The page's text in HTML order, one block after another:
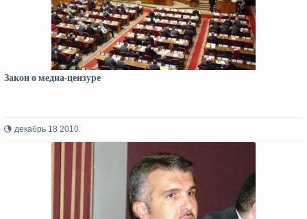
Закон о медиа-цензуре
декабрь 18 2010